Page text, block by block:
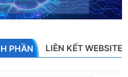
PHẦN LIÊN KẾT WEBSITE